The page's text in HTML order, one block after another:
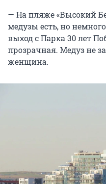
— На пляже «Высокий
медузы есть, но
выход с Парка 30 лет
прозрачная. Медуз не
женщина.